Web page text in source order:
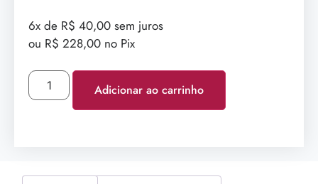
6x de R$ 40,00 sem juros
ou R$ 228,00 no Pix
Adicionar ao carrinho